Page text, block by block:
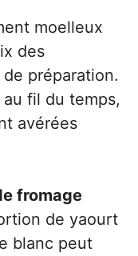
moelleux
des
préparation.
au fil du temps,
avérées
fromage
de yaourt
blanc peut